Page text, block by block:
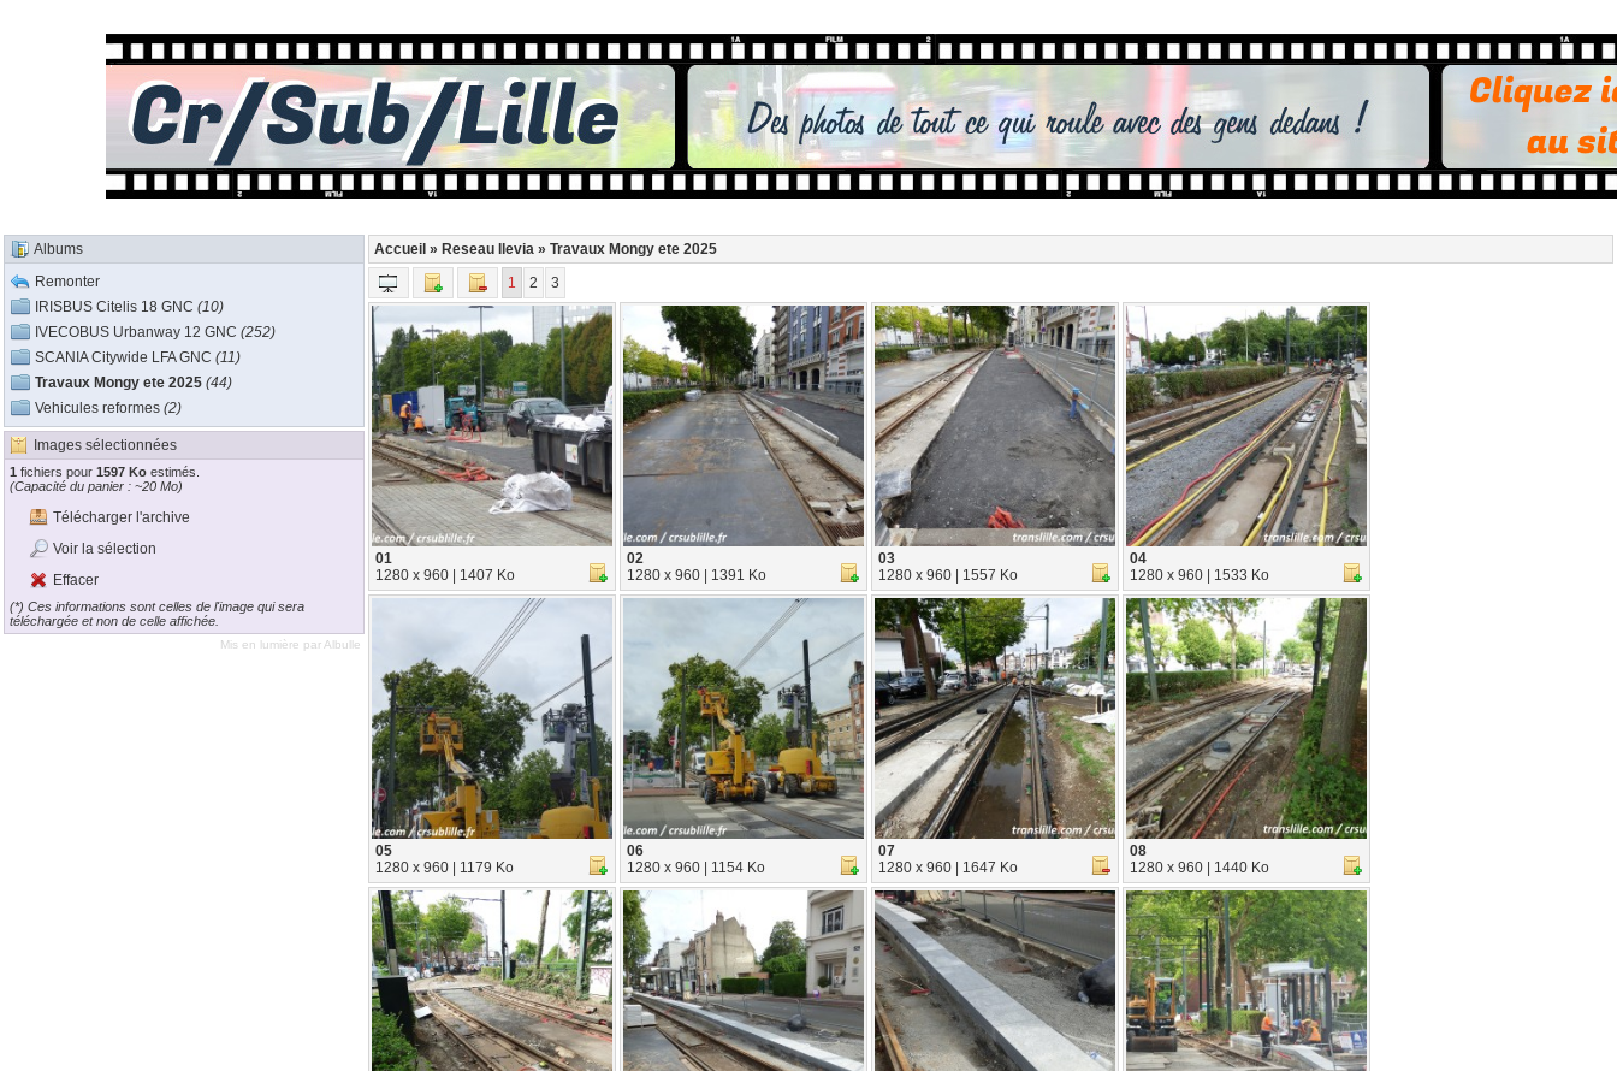
Accueil » Reseau Ilevia » Travaux Mongy ete 2025
1
2 3
01
1280 x 960 | 1407 Ko
02
1280 x 960 | 1391 Ko
03
1280 x 960 | 1557 Ko
04
1280 x 960 | 1533 Ko
05
1280 x 960 | 1179 Ko
06
1280 x 960 | 1154 Ko
07
1280 x 960 | 1647 Ko
08
1280 x 960 | 1440 Ko
Albums
Remonter
IRISBUS Citelis 18 GNC (10)
IVECOBUS Urbanway 12 GNC (252)
SCANIA Citywide LFA GNC (11)
Travaux Mongy ete 2025 (44)
Vehicules reformes (2)
Images sélectionnées
1 fichiers pour 1597 Ko estimés.
(Capacité du panier : ~20 Mo)
Télécharger l'archive
Voir la sélection
Effacer
(*) Ces informations sont celles de l'image qui sera
téléchargée et non de celle affichée.
Mis en lumière par Albulle